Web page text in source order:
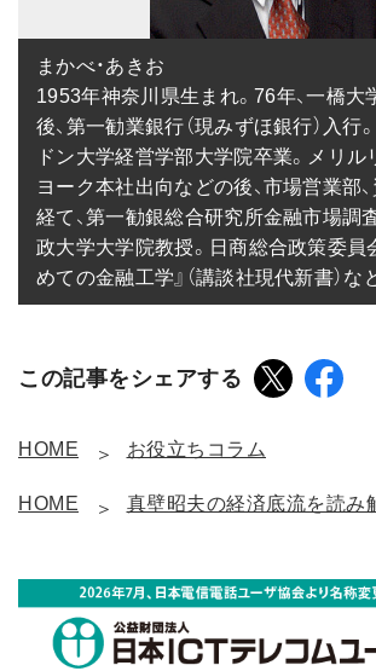
まかべ・あきお
1953年神奈川県生まれ。76年、一橋大
後、第一勧業銀行（現みずほ銀行）入行
ドン大学経営学部大学院卒業。メリル
ヨーク本社出向などの後、市場営業部
経て、第一勧銀総合研究所金融市場調
政大学大学院教授。日商総合政策委員
めての金融工学』（講談社現代新書）な
この記事をシェアする
HOME お役立ちコラム
HOME 真壁昭夫の経済底流を読み